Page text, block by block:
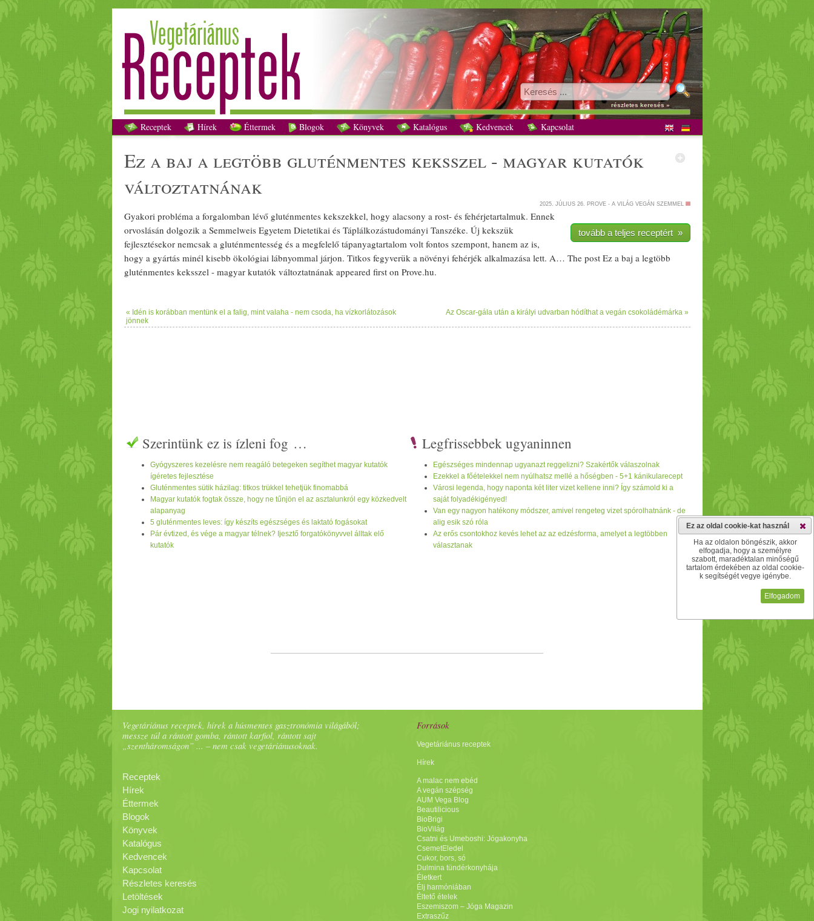
Ez a baj a legtöbb gluténmentes keksszel - magyar kutatók változtatnának recept vegetáriánus
részletes keresés »
Receptek Hírek Éttermek Blogok Könyvek Katalógus Kedvencek Kapcsolat
ez a baj a legtöbb gluténmentes keksszel - magyar kutatók
változtatnának
2025. JÚLIUS 26. PROVE - A VILÁG VEGÁN SZEMMEL
tovább a teljes receptért »
Gyakori probléma a forgalomban lévő gluténmentes kekszekkel, hogy alacsony a rost- és fehérjetartalmuk. Ennek
orvoslásán dolgozik a Semmelweis Egyetem Dietetikai és Táplálkozástudományi Tanszéke. Új kekszük
fejlesztésekor nemcsak a gluténmentesség és a megfelelő tápanyagtartalom volt fontos szempont, hanem az is,
hogy a gyártás minél kisebb ökológiai lábnyommal járjon. Titkos fegyverük a növényifehérjék alkalmazása lett. A… The post Ez a baj a legtöbb
gluténmenteskeksszel - magyarkutatók változtatnának appeared first on Prove.hu.
« Idén is korábban mentünk el a falig, mint valaha - nem csoda, ha vízkorlátozások
jönnek
Az Oscar-gála után a királyi udvarban hódíthat a vegán csokoládémárka »
Szerintünk ez is ízleni fog …
Gyógyszeres kezelésre nem reagáló betegeken segíthet magyar kutatók
ígéretes fejlesztése
Gluténmentes sütik házilag: titkos trükkel tehetjük finomabbá
Magyar kutatók fogtak össze, hogy ne tűnjön el az asztalunkról egy közkedvelt
alapanyag
5 gluténmentes leves: így készíts egészséges és laktató fogásokat
Pár évtized, és vége a magyar télnek? Ijesztő forgatókönyvvel álltak elő
kutatók
Legfrissebbek ugyaninnen
Egészséges mindennap ugyanazt reggelizni? Szakértők válaszolnak
Ezekkel a főételekkel nem nyúlhatsz mellé a hőségben - 5+1 kánikularecept
Városi legenda, hogy naponta két liter vizet kellene inni? Így számold ki a
saját folyadékigényed!
Van egy nagyon hatékony módszer, amivel rengeteg vizet spórolhatnánk - de
alig esik szó róla
Az erős csontokhoz kevés lehet az az edzésforma, amelyet a legtöbben
választanak
Vegetáriánus receptek, hírek a húsmentes gasztronómia világából;
messze túl a rántott gomba, rántott karfiol, rántott sajt
„szentháromságon” ... – nem csak vegetáriánusoknak.
Receptek
Hírek
Éttermek
Blogok
Könyvek
Katalógus
Kedvencek
Kapcsolat
Részletes keresés
Letöltések
Jogi nyilatkozat
Források
Vegetáriánus receptek
Hírek
A malac nem ebéd
A vegán szépség
AUM Vega Blog
Beautilicious
BioBrigi
BioVilág
Csatni és Umeboshi: Jógakonyha
CsemetEledel
Cukor, bors, só
Dulmina tündérkonyhája
Életkert
Élj harmóniában
Éltető ételek
Eszemiszom – Jóga Magazin
Extraszűz
Ez az oldal cookie-kat használ
Ha az oldalon böngészik, akkor
elfogadja, hogy a személyre
szabott, maradéktalan minőségű
tartalom érdekében az oldal cookie-
k segítségét vegye igénybe.
Elfogadom